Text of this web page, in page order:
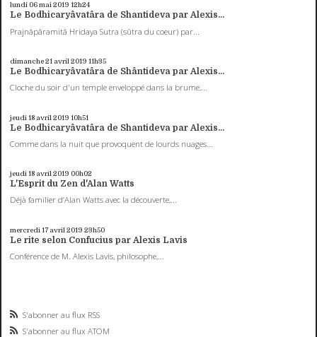
lundi 06mai 2019 12h24
Le Bodhicaryâvatâra de Shantideva par Alexis...
Prajnâpâramitâ Hridaya Sutra (sûtra du coeur) par...
dimanche 21 avril 2019 11h35
Le Bodhicaryâvatâra de Shântideva par Alexis...
Cloche du soir d'un temple enveloppé dans la brume,...
jeudi 18 avril 2019 10h51
Le Bodhicaryâvatâra de Shantideva par Alexis...
Comme dans la nuit que provoquent de lourds nuages...
jeudi 18 avril 2019 00h02
L'Esprit du Zen d'Alan Watts
Déjà familier d’Alan Watts avec la découverte,...
mercredi 17 avril 2019 23h50
Le rite selon Confucius par Alexis Lavis
Conférence de M. Alexis Lavis, philosophe,...
S'abonner au flux RSS
S'abonner au flux ATOM